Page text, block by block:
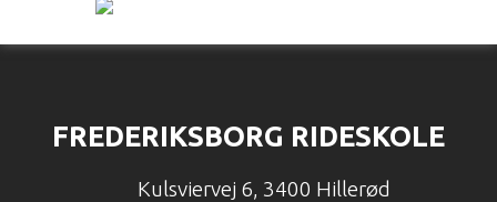
FREDERIKSBORG RIDESKOLE
Kulsviervej 6, 3400 Hillerød